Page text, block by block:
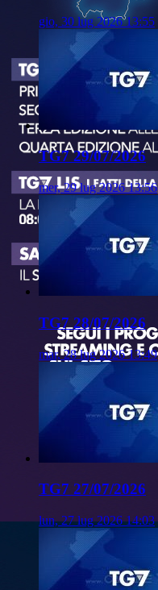
gio, 30 lug 2026 13:55
TG7 29/07/2026
mer, 29 lug 2026 13:56
TG7 28/07/2026
mar, 28 lug 2026 13:49
TG7 27/07/2026
lun, 27 lug 2026 14:03